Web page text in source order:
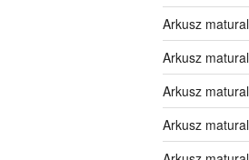
Arkusz
Arkusz
Arkusz
Arkusz